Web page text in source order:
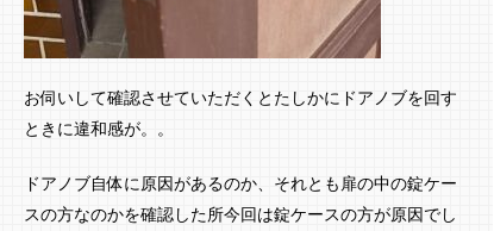
お伺いして確認させていただくとたしかにドアノブを回す
ときに違和感が。。
ドアノブ自体に原因があるのか、それとも扉の中の錠ケー
スの方なのかを確認した所今回は錠ケースの方が原因でし